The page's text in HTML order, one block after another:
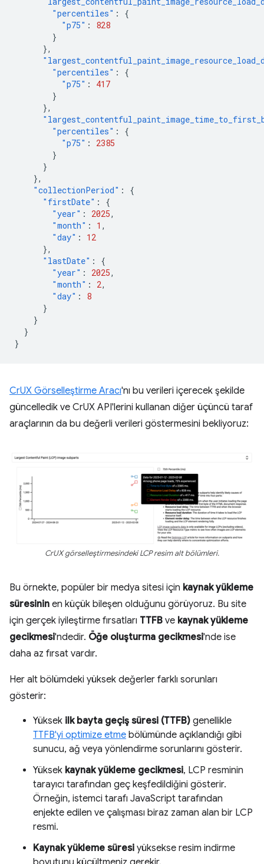
"percentiles" :
{
"p75" :
828
}
},
"percentiles" :
{
"p75" :
417
}
},
"percentiles" :
{
"p75" :
2385
}
}
},
"collectionPeriod" :
{
"firstDate" :
{
"year" : 2025,
"month" : 1 ,
"day" :
12
},
"lastDate" :
{
"year" : 2025,
"month" : 2,
"day" :
8
}
}
}
}
CrUX Görselleştirme Aracı'nı bu verileri içerecek şekilde
güncelledik ve CrUX API'lerini kullanan diğer üçüncü taraf
araçlarının da bu değerli verileri göstermesini bekliyoruz:
CrUX görselleştirmesindeki LCP resim alt bölümleri.
Bu örnekte, popüler bir medya sitesi için kaynak yükleme
süresinin en küçük bileşen olduğunu görüyoruz. Bu site
için gerçek iyileştirme fırsatları TTFB ve kaynak yükleme
gecikmesi'ndedir. Öğe oluşturma gecikmesi'nde ise
daha az fırsat vardır.
Her alt bölümdeki yüksek değerler farklı sorunları
gösterir:
Yüksek ilk bayta geçiş süresi (TTFB) genellikle
TTFB'yi optimize etme bölümünde açıklandığı gibi
sunucu, ağ veya yönlendirme sorunlarını gösterir.
Yüksek kaynak yükleme gecikmesi, LCP resminin
tarayıcı tarafından geç keşfedildiğini gösterir.
Örneğin, istemci tarafı JavaScript tarafından
enjekte edilen ve çalışması biraz zaman alan bir LCP
resmi.
Kaynak yükleme süresi yüksekse resim indirme